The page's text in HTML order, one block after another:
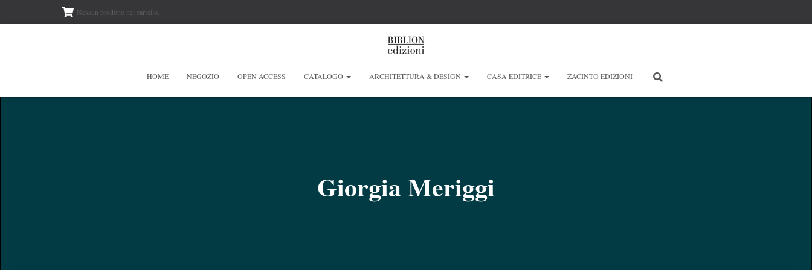
Nessun prodotto nel carrello.
HOME NEGOZIO OPEN ACCESS CATALOGO ARCHITETTURA & DESIGN CASA EDITRICE ZACINTO EDIZIONI
Giorgia Meriggi